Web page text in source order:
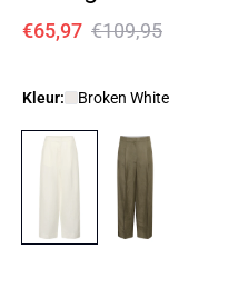
€65,97 €109,95
Kleur: Broken White